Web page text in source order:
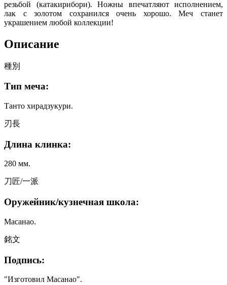
резьбой (катакирибори). Ножны впечатляют исполнением,
лак с золотом сохранился очень хорошо. Меч станет
украшением любой коллекции!
Описание
種別
Тип меча:
Танто хирадзукури.
刃長
Длина клинка:
280 мм.
刀匠/一派
Оружейник/кузнечная школа:
Масанао.
銘文
Подпись:
"Изготовил Масанао".